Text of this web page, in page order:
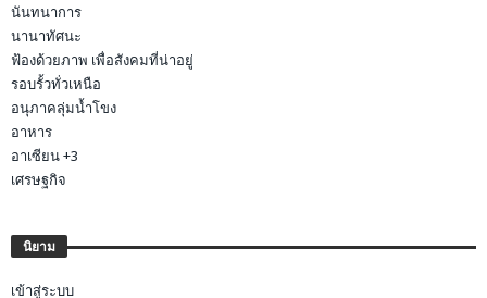
นันทนาการ
นานาทัศนะ
ฟ้องด้วยภาพ เพื่อสังคมที่น่าอยู่
รอบรั้วทั่วเหนือ
อนุภาคลุ่มน้ำโขง
อาหาร
อาเซียน +3
เศรษฐกิจ
นิยาม
เข้าสู่ระบบ